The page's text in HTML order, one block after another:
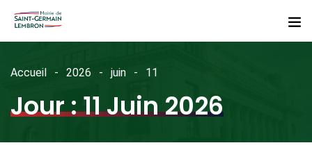
Accueil 2026 juin 11
Jour :11 Juin 2026